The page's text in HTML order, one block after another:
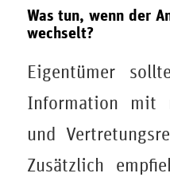
Was tun, wenn der
wechselt?
Eigentümer
Information mit
und
Zusätzlich